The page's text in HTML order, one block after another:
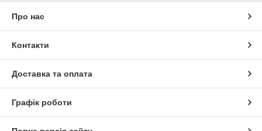
Про нас
Контакти
Доставка та оплата
Графік роботи